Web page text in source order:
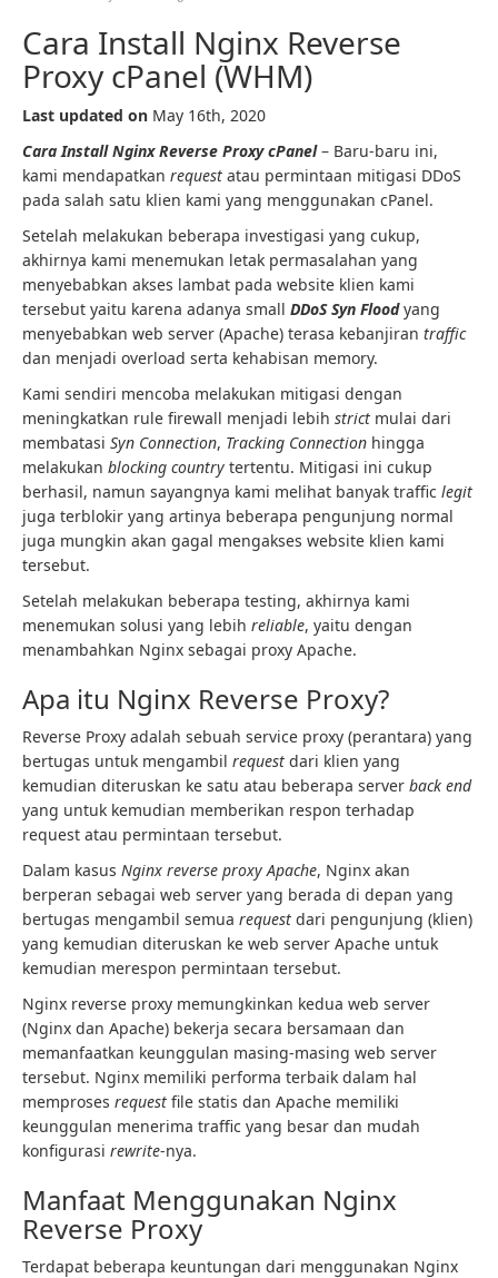
Cara Install Nginx Reverse
Proxy cPanel (WHM)
Last updated on May 16th, 2020
Cara Install Nginx Reverse Proxy cPanel– Baru-baru ini,
kami mendapatkan request atau permintaan mitigasi DDoS
pada salah satu klien kami yang menggunakan cPanel.
Setelah melakukan beberapa investigasi yang cukup,
akhirnya kami menemukan letak permasalahan yang
menyebabkan akses lambat pada website klien kami
tersebut yaitu karena adanya small DDoS Syn Floodyang
menyebabkan web server (Apache) terasa kebanjiran traffic
dan menjadi overload serta kehabisan memory.
Kami sendiri mencoba melakukan mitigasi dengan
meningkatkan rule firewall menjadi lebih strict mulai dari
membatasi Syn Connection, Tracking Connection hingga
melakukan blocking country tertentu. Mitigasi ini cukup
berhasil, namun sayangnya kami melihat banyak traffic legit
juga terblokir yang artinya beberapa pengunjung normal
juga mungkin akan gagal mengakses website klien kami
tersebut.
Setelah melakukan beberapa testing, akhirnya kami
menemukan solusi yang lebih reliable, yaitu dengan
menambahkan Nginx sebagai proxy Apache.
Apa itu Nginx Reverse Proxy?
Reverse Proxy adalah sebuah service proxy (perantara) yang
bertugas untuk mengambil request dari klien yang
kemudian diteruskan ke satu atau beberapa server back end
yang untuk kemudian memberikan respon terhadap
request atau permintaan tersebut.
Dalam kasus Nginx reverse proxy Apache, Nginx akan
berperan sebagai web server yang berada di depan yang
bertugas mengambil semua request dari pengunjung (klien)
yang kemudian diteruskan ke web server Apache untuk
kemudian merespon permintaan tersebut.
Nginx reverse proxy memungkinkan kedua web server
(Nginx dan Apache) bekerja secara bersamaan dan
memanfaatkan keunggulan masing-masing web server
tersebut. Nginx memiliki performa terbaik dalam hal
memproses request file statis dan Apache memiliki
keunggulan menerima traffic yang besar dan mudah
konfigurasi rewrite-nya.
Manfaat Menggunakan Nginx
Reverse Proxy
Terdapat beberapa keuntungan dari menggunakan Nginx